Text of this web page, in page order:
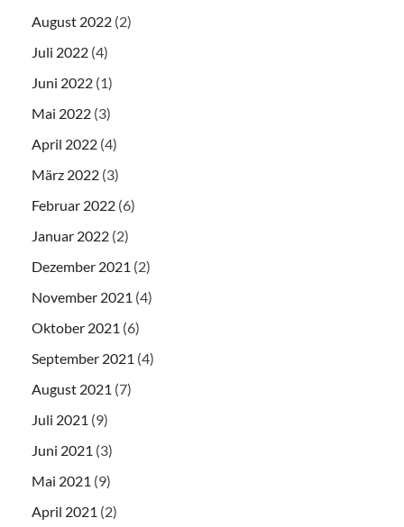
August 2022 (2)
Juli 2022 (4)
Juni 2022 (1)
Mai 2022 (3)
April 2022 (4)
März 2022 (3)
Februar 2022 (6)
Januar 2022 (2)
Dezember 2021 (2)
November 2021 (4)
Oktober 2021 (6)
September 2021 (4)
August 2021 (7)
Juli 2021 (9)
Juni 2021 (3)
Mai 2021 (9)
April 2021 (2)